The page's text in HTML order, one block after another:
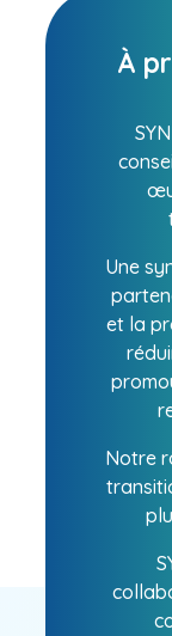
À
Une
et la
Notre